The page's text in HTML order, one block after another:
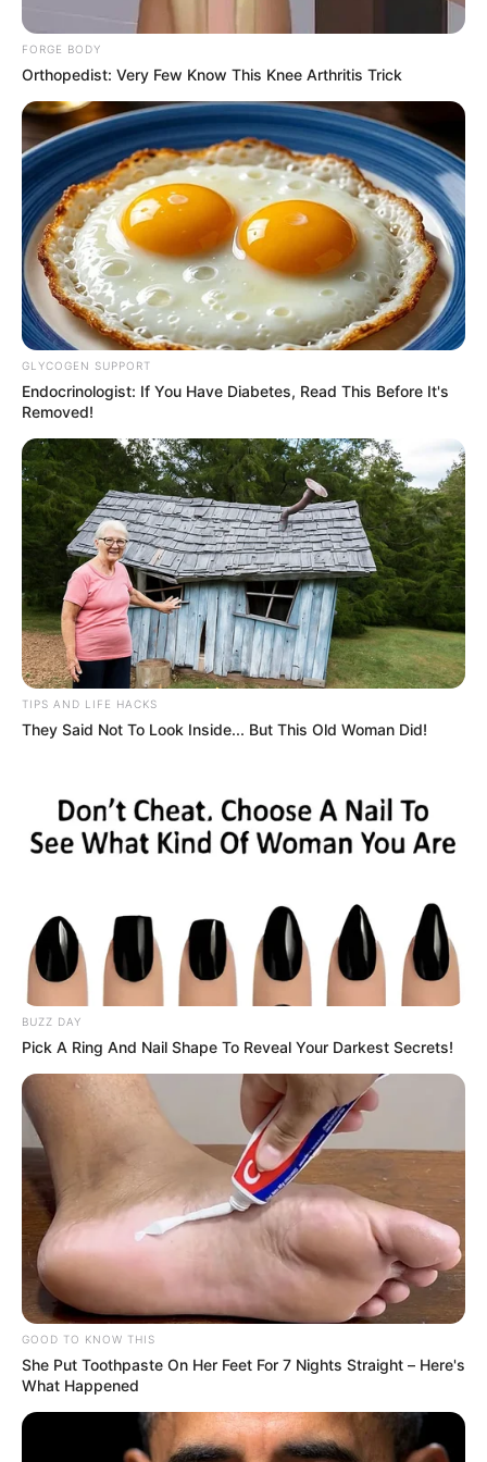
Cortesía Alcaldía de Cartagena
El filtro final estará en manos del Concejo Distrital, que
deberá estudiar, debatir y aprobar la modificación del
plan de inversiones.
Por:Ruby Villarreal Julio
Julio 2, 2026
COMPARTIR
UNIRSE AL CANAL DE WHATSAPP
La construcción del nuevo hospital en el corregimiento de
Pasacaballos es, sin duda, una de las promesas de
durante más de una década.
estimado de$48.891 millones de pesos,abre de
inmediato un interrogante fiscal y administrativo clave
para el Distrito.
LEA TAMBIÉN
¡Qué alivio! Hallan con vida a
Luciana Dangond y Gerónimo Ibarra
tras desaparecer en Barú,
Cartagena
FORGE BODY
Orthopedist: Very Few Know This Knee Arthritis Trick
GLYCOGEN SUPPORT
Endocrinologist: If You Have Diabetes, Read This Before It's
Removed!
TIPS AND LIFE HACKS
They Said Not To Look Inside... But This Old Woman Did!
BUZZ DAY
Pick A Ring And Nail Shape To Reveal Your Darkest Secrets!
GOOD TO KNOW THIS
She Put Toothpaste On Her Feet For 7 Nights Straight – Here's
What Happened